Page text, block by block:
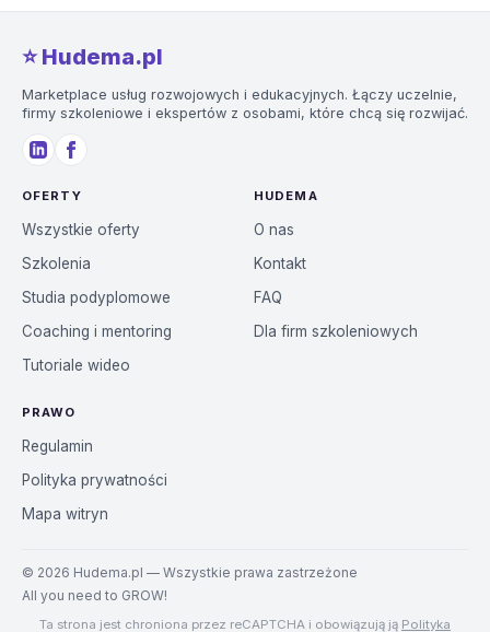
⭐️ Hudema.pl
Marketplace usług rozwojowych i edukacyjnych. Łączy uczelnie,
firmy szkoleniowe i ekspertów z osobami, które chcą się rozwijać.
OFERTY
Wszystkie oferty
Szkolenia
Studia podyplomowe
Coaching i mentoring
Tutoriale wideo
HUDEMA
O nas
Kontakt
FAQ
Dla firm szkoleniowych
PRAWO
Regulamin
Polityka prywatności
Mapa witryn
© 2026 Hudema.pl — Wszystkie prawa zastrzeżone
All you need to GROW!
Ta strona jest chroniona przez reCAPTCHA i obowiązują ją Polityka